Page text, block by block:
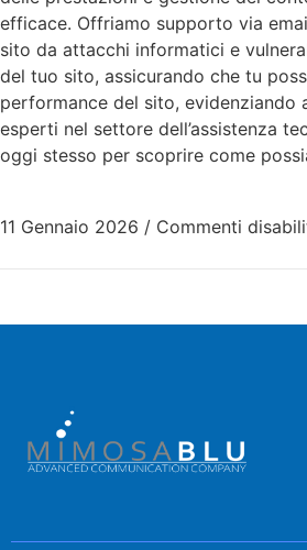
efficace. Offriamo supporto via
sito da attacchi informatici e
del tuo sito, assicurando che tu
performance del sito, evidenziando
esperti nel settore dell’assistenza
oggi stesso per scoprire come
11 Gennaio 2026 / Commenti